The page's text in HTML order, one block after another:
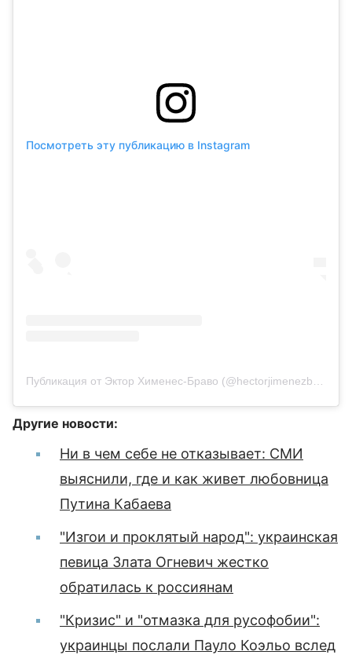
Посмотреть эту публикацию в Instagram
Другие новости:
Ни в чем себе не отказывает: СМИ
выяснили, где и как живет любовница
Путина Кабаева
"Изгои и проклятый народ": украинская
певица Злата Огневич жестко
обратилась к россиянам
"Кризис" и "отмазка для русофобии":
украинцы послали Пауло Коэльо вслед